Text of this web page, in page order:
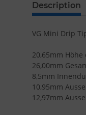
Description
VG Mini Drip
20,65mm
26,00mm
8,5mm
10,95mm
12,97mm